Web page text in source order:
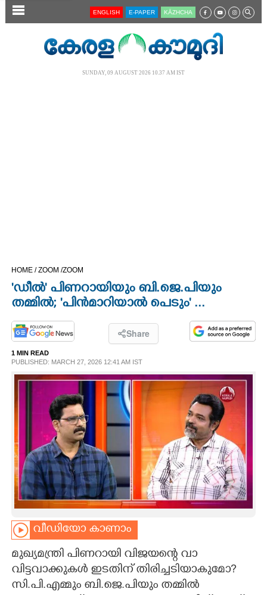
SECTIONS
LIFESTYLE
SPIRITUAL
INFO+
ART
ASTRO
CARTOONS
LITERATURE
ENGLISH E-PAPER KĀZHCHA
SUNDAY, 09 AUGUST 2026 10.37 AM IST
HOME /ZOOM /ZOOM
'ഡീൽ' പിണറായിയും ബി.ജെ.പിയും
തമ്മിൽ; "പിൻമാറിയാൽ പെടും" ...
Share
1 MIN READ
PUBLISHED: MARCH 27, 2026 12:41 AM IST
വീഡിയോ കാണാം
മുഖ്യമന്ത്രി പിണറായി വിജയന്റെ വാ
വിട്ടവാക്കുകൾ ഇടതിന് തിരിച്ചടിയാകുമോ?
സി.പി.എമ്മും ബി.ജെ.പിയും തമ്മിൽ